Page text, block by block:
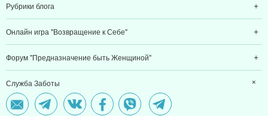
Рубрики блога
Онлайн игра "Возвращение к Себе"
Форум "Предназначение быть Женщиной"
Служба Заботы